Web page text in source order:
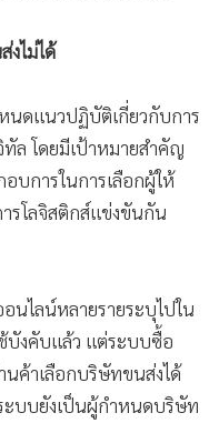
งไม่ได้
นดแนวปฏิบัติเกี่ยวกับการ
ล โดยมีเป้าหมายสำคัญ
บการในการเลือกผู้ให้
รโลจิสติกส์แข่งขันกัน
นไลน์หลายรายระบุไปใน
บังคับแล้ว แต่ระบบซื้อ
นค้าเลือกบริษัทขนส่งได้
ะบบยังเป็นผู้กำหนดบริษัท